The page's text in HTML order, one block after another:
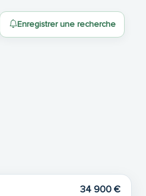
Enregistrer une recherche
34 900 €